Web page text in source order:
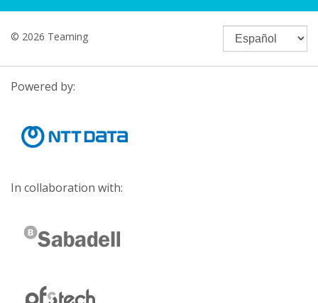
© 2026 Teaming
Powered by:
In collaboration with: